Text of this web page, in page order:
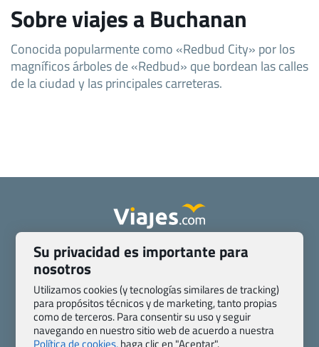
Sobre viajes a Buchanan
Conocida popularmente como «Redbud City» por los
magníficos árboles de «Redbud» que bordean las calles
de la ciudad y las principales carreteras.
Quienes somos
Contacto
Pasaporte, Visado, Salud y otras disposiciones específicas
Blog de Viajes.com
Registro de agencias
Preguntas frecuentes
Condiciones generales
Política de privacidad y cookies
Transparencia
Todas las páginas – sitemap
Su privacidad es importante para
nosotros
Utilizamos cookies (y tecnologías similares de tracking)
para propósitos técnicos y de marketing, tanto propias
como de terceros. Para consentir su uso y seguir
navegando en nuestro sitio web de acuerdo a nuestra
Política de cookies,haga clic en "Aceptar".